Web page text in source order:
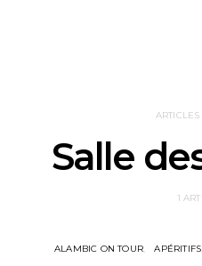
Salle
1
ALAMBIC ON TOUR APÉRITIFS